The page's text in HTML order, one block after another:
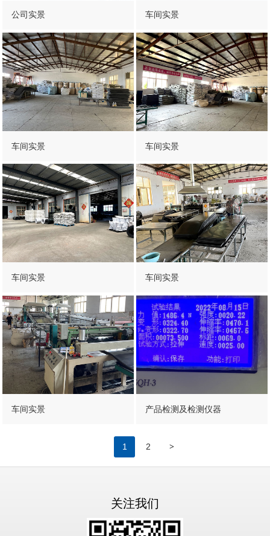
公司实景 车间实景
车间实景 车间实景
车间实景 车间实景
车间实景 产品检测及检测仪器
1 2 >
关注我们